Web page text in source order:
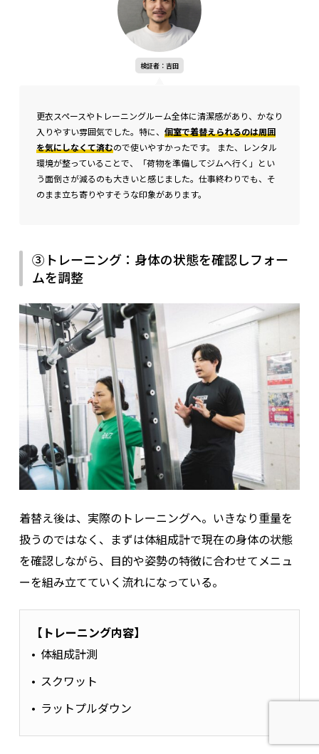
検証者：吉田
更衣スペースやトレーニングルーム全体に清潔感があり、かなり
入りやすい雰囲気でした。特に、 個室で着替えられるのは周囲
を気にしなくて済むので使いやすかったです。 また、レンタル
環境が整っていることで、「荷物を準備してジムへ行く」とい
う面倒さが減るのも大きいと感じました。仕事終わりでも、そ
のまま立ち寄りやすそうな印象があります。
③トレーニング：身体の状態を確認しフォー
ムを調整
着替え後は、実際のトレーニングへ。いきなり重量を
扱うのではなく、まずは体組成計で現在の身体の状態
を確認しながら、目的や姿勢の特徴に合わせてメニュ
ーを組み立てていく流れになっている。
【トレーニング内容】
体組成計測
スクワット
ラットプルダウン